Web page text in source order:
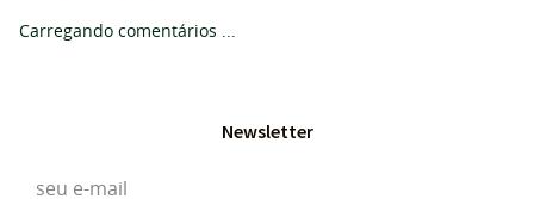
Carregando comentários ...
Newsletter